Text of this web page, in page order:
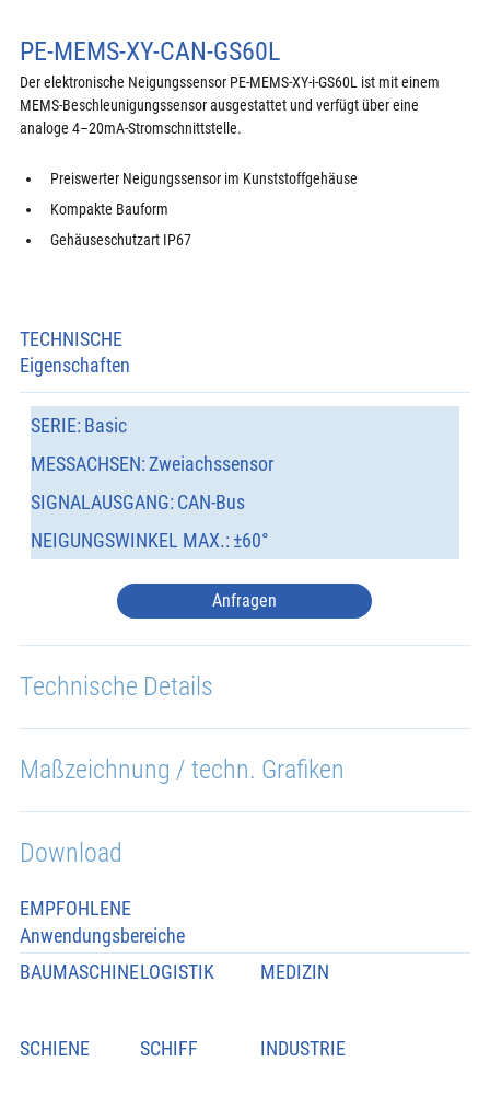
PE-MEMS-XY-CAN-GS60L
Der elektronische Neigungssensor PE-MEMS-XY-i-GS60L ist mit einem
MEMS-Beschleunigungssensor ausgestattet und verfügt über eine
analoge 4–20mA-Stromschnittstelle.
Preiswerter Neigungssensor im Kunststoffgehäuse
Kompakte Bauform
Gehäuseschutzart IP67
TECHNISCHE
Eigenschaften
SERIE: Basic
MESSACHSEN: Zweiachssensor
SIGNALAUSGANG: CAN-Bus
NEIGUNGSWINKEL MAX.: ±60°
Anfragen
Technische Details
Maßzeichnung / techn. Grafiken
Download
EMPFOHLENE
Anwendungsbereiche
BAUMASCHINELOGISTIK MEDIZIN
SCHIENE SCHIFF INDUSTRIE